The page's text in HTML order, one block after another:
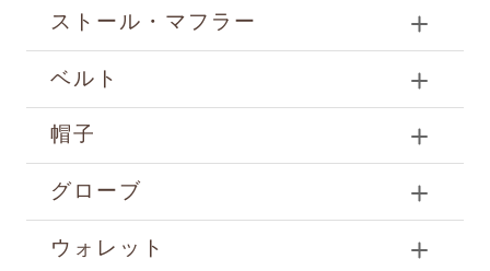
ストール・マフラー
ベルト
帽子
グローブ
ウォレット